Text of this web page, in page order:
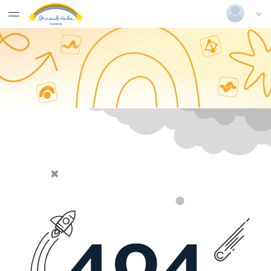
Deutsch |
Englisch
Versionsnummer: 20250204-57520